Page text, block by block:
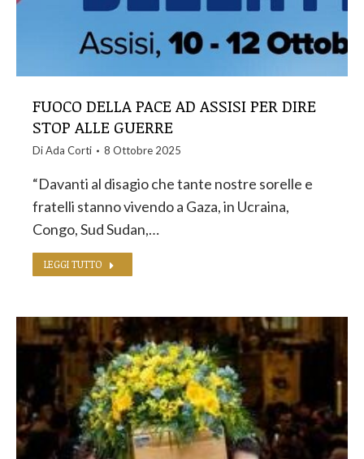
FUOCO DELLA PACE AD ASSISI PER DIRE
STOP ALLE GUERRE
DiAda Corti 8 Ottobre 2025
“Davanti al disagio che tante nostre sorelle e
fratelli stanno vivendo a Gaza, in Ucraina,
Congo, Sud Sudan,…
LEGGI TUTTO